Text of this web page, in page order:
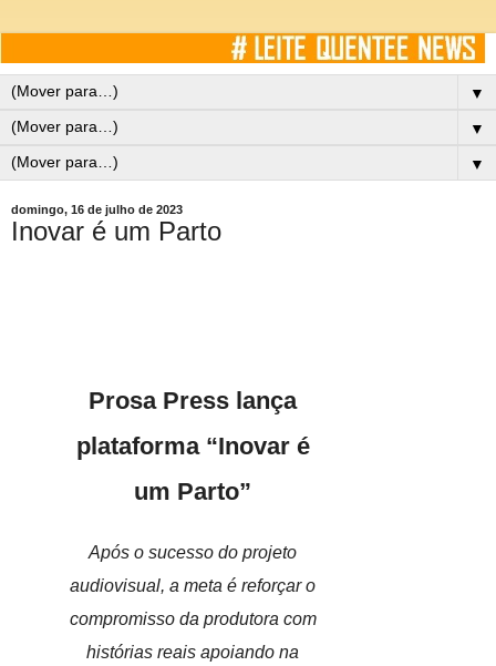
▼
▼
▼
domingo, 16 de julho de 2023
Inovar é um Parto
Prosa Press lança
plataforma “Inovar é
um Parto”
Após o sucesso do projeto
audiovisual, a meta é reforçar o
compromisso da produtora com
histórias reais apoiando na